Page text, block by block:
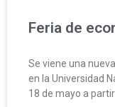
Feria de
Se viene una
en la Universidad
18 de mayo a